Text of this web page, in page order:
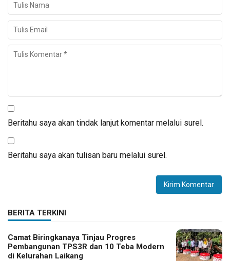
Beritahu saya akan tindak lanjut komentar melalui surel.
Beritahu saya akan tulisan baru melalui surel.
BERITA TERKINI
Camat Biringkanaya Tinjau Progres
Pembangunan TPS3R dan 10 Teba Modern
di Kelurahan Laikang